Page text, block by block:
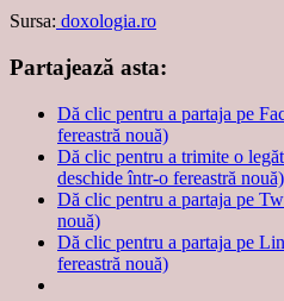
Sursa: doxologia.ro
Partajează asta:
Dă clic pentru a partaja pe
fereastră nouă)
Dă clic pentru a trimite o
deschide într-o fereastră nouă)
Dă clic pentru a partaja pe
nouă)
Dă clic pentru a partaja pe
fereastră nouă)